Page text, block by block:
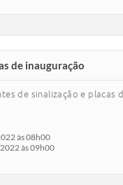
de inauguração
de sinalização e
às 08h00
às 09h00